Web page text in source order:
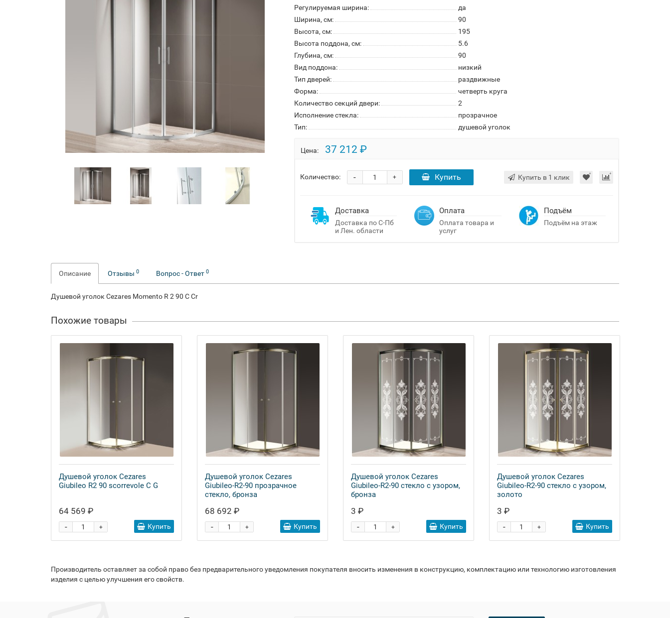
Регулируемая ширина:
да
Ширина, см:
90
Высота, см:
195
Высота поддона, см:
5.6
Глубина, см:
90
Вид поддона:
низкий
Тип дверей:
раздвижные
Форма:
четверть круга
Количество секций двери:
2
Исполнение стекла:
прозрачное
Тип:
душевой уголок
Цена: 37 212 ₽
Количество: +
- Купить Купить в 1 клик
Доставка
Доставка по С-Пб
и Лен. области
Оплата
Оплата товара и
услуг
Подъём
Подъём на этаж
Описание Отзывы 0 Вопрос - Ответ 0
Душевой уголок Cezares Momento R 2 90 C Cr
Похожие товары
Душевой уголок Cezares
Giubileo R2 90 scorrevole C G
64 569 ₽
+
- Купить
Душевой уголок Cezares
Giubileo-R2-90 прозрачное
стекло, бронза
68 692 ₽
+
- Купить
Душевой уголок Cezares
Giubileo-R2-90 стекло с узором,
бронза
3 ₽
+
- Купить
Душевой уголок Cezares
Giubileo-R2-90 стекло с узором,
золото
3 ₽
+
- Купить
Производитель оставляет за собой право без предварительного уведомления покупателя вносить изменения в конструкцию, комплектацию или технологию изготовления
изделия с целью улучшения его свойств.